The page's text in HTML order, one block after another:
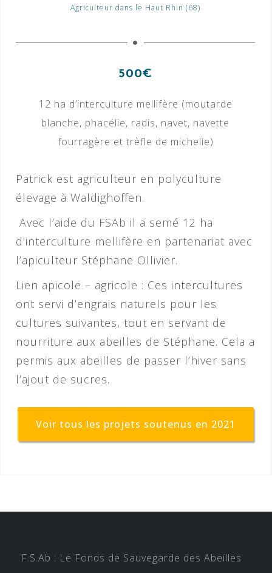
Agriculteur dans le Haut Rhin (68)
500€
12 ha d’interculture mellifère (moutarde
blanche, phacélie, radis, navet, navette
fourragère et trèfle de michelie)
Patrick est agriculteur en polyculture
élevage à Waldighoffen.
Avec l’aide du FSAb il a semé 12 ha
d’interculture mellifère en partenariat avec
l’apiculteur Stéphane Ollivier.
Lien apicole – agricole : Ces intercultures
ont servi d’engrais naturels pour les
cultures suivantes, tout en servant de
nourriture aux abeilles de Stéphane. Cela a
permis aux abeilles de passer l’hiver sans
l’ajout de sucres.
Voir tous les projets soutenus en 2021
F.S.Ab : Le Fonds de Sauvegarde des Abeilles